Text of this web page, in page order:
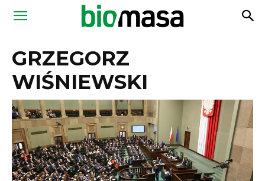
Magazyn
GRZEGORZ
WIŚNIEWSKI